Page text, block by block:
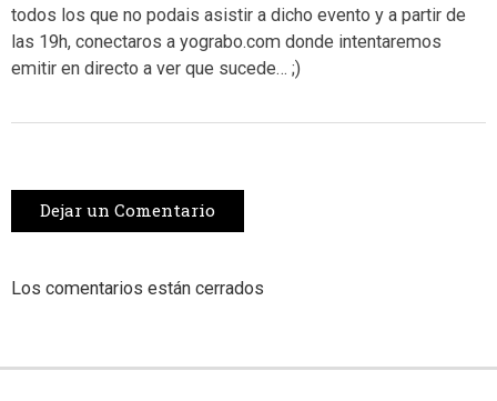
todos los que no podais asistir a dicho evento y a partir de
las 19h, conectaros a yograbo.com donde intentaremos
emitir en directo a ver que sucede… ;)
Dejar un Comentario
Los comentarios están cerrados